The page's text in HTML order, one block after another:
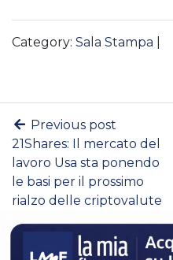
Category: Sala Stampa
Previous post
21Shares: Il mercato del
lavoro Usa sta ponendo
le basi per il prossimo
rialzo delle criptovalute